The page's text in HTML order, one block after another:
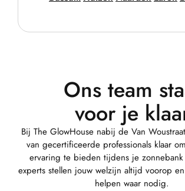
Ons team
voor je
Bij The GlowHouse nabij de Van
van gecertificeerde professionals klaar
ervaring te bieden tijdens je zonnebank
experts stellen jouw welzijn altijd voorop
helpen waar nodig.